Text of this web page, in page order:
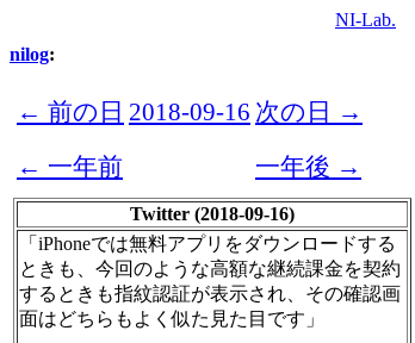
NI-Lab.
nilog:
← 前の日 2018-09-16 次の日 →
← 一年前
一年後 →
Twitter (2018-09-16)
「iPhoneでは無料アプリをダウンロードする
ときも、今回のような高額な継続課金を契約
するときも指紋認証が表示され、その確認画
面はどちらもよく似た見た目です」